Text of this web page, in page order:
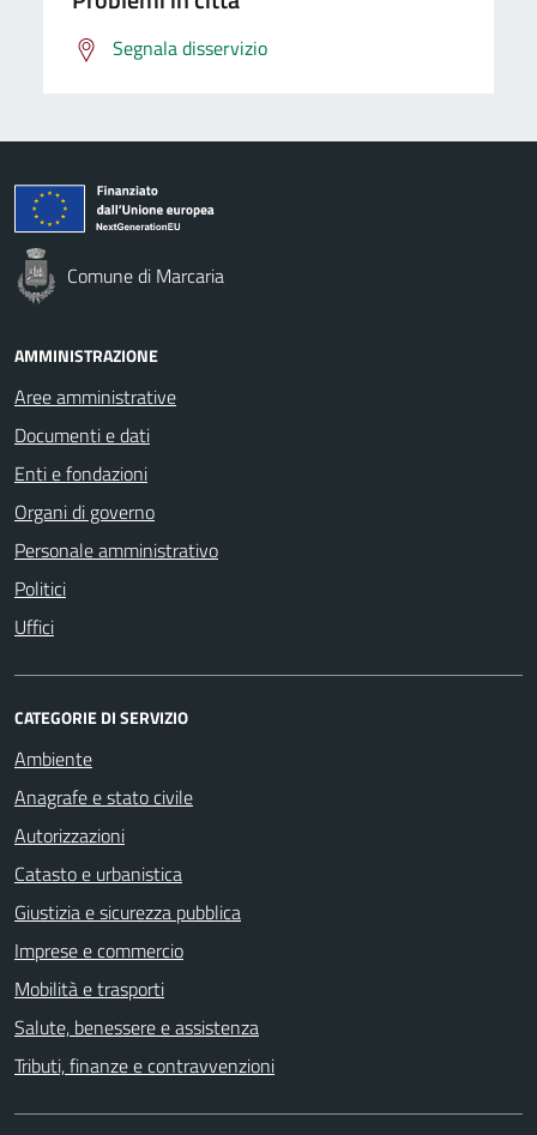
Segnala disservizio
Comune di Marcaria
AMMINISTRAZIONE
Aree amministrative
Documenti e dati
Enti e fondazioni
Organi di governo
Personale amministrativo
Politici
Uffici
CATEGORIE DI SERVIZIO
Ambiente
Anagrafe e stato civile
Autorizzazioni
Catasto e urbanistica
Giustizia e sicurezza pubblica
Imprese e commercio
Mobilità e trasporti
Salute, benessere e assistenza
Tributi, finanze e contravvenzioni